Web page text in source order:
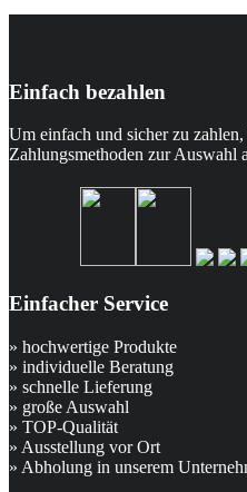
Einfach bezahlen
Um einfach und sicher zu
Zahlungsmethoden zur Auswahl
Einfacher Service
» hochwertige Produkte
» individuelle Beratung
» schnelle Lieferung
» große Auswahl
» TOP-Qualität
» Ausstellung vor Ort
» Abholung in unserem